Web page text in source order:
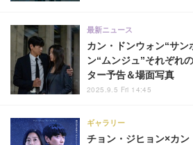
カン・ドンウォン“サン
ン“ムンジュ”それぞれ
ター予告＆場面写真
最新ニュース
2025.9.5 Fri 14:45
チョン・ジヒョン×カン
ギャラリー